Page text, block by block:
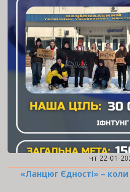
чт 22-01-
«Ланцюг Єдності» – коли